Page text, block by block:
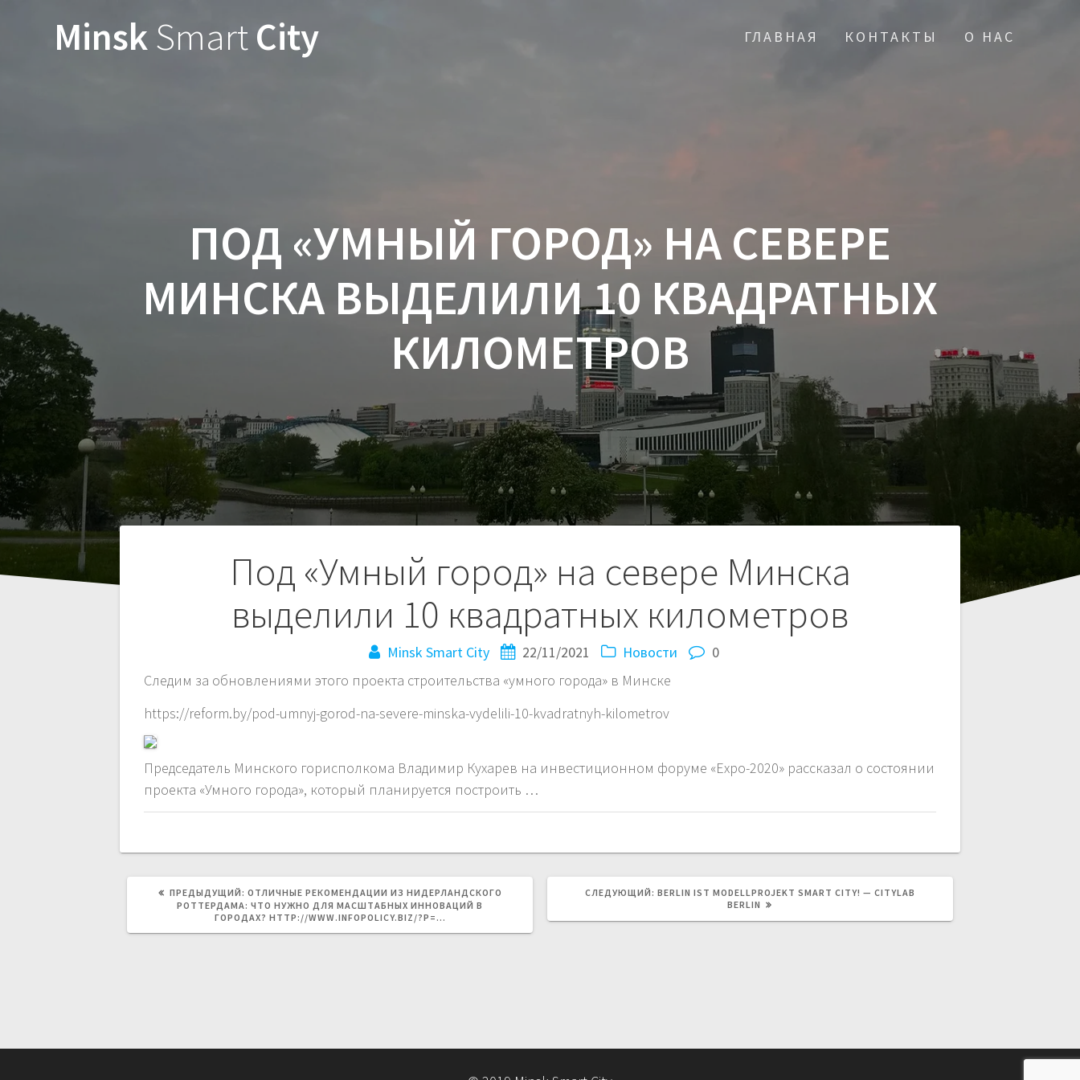
MinskSmartCity ГЛАВНАЯ КОНТАКТЫ О НАС
ПОД «УМНЫЙ ГОРОД» НА СЕВЕРЕ
МИНСКА ВЫДЕЛИЛИ 10 КВАДРАТНЫХ
КИЛОМЕТРОВ
Под «Умный город» на севере Минска
выделили 10 квадратных километров
Minsk Smart City 22/11/2021 Новости
0
Следим за обновлениями этого проекта строительства «умного города» в Минске
https://reform.by/pod-umnyj-gorod-na-severe-minska-vydelili-10-kvadratnyh-kilometrov
Председатель Минского горисполкома Владимир Кухарев на инвестиционном форуме «Expo-2020» рассказал о состоянии
проекта «Умного города», который планируется построить …
Навигация
ПРЕДЫДУЩИЙ: ПРЕДЫДУЩАЯ
ЗАПИСЬ:
ОТЛИЧНЫЕ РЕКОМЕНДАЦИИ ИЗ НИДЕРЛАНДСКОГО
РОТТЕРДАМА: ЧТО НУЖНО ДЛЯ МАСШТАБНЫХ ИННОВАЦИЙ В
ГОРОДАХ? HTTP://WWW.INFOPOLICY.BIZ/?P=…
СЛЕДУЮЩИЙ: СЛЕДУЮЩАЯ
BERLIN IST MODELLPROJEKT SMART CITY! — CITYLAB
BERLIN